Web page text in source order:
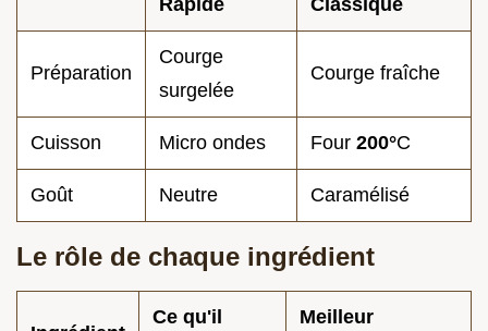
Préparation
Courge
surgelée
Courge fraîche
Cuisson Micro ondes Four 200°C
Goût Neutre Caramélisé
Le rôle de chaque ingrédient
Ce qu'il Meilleur